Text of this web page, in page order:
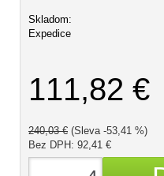
Skladom:
Expedice
111,82 €
240,03 € (Sleva -53,41 %)
Bez DPH: 92,41 €